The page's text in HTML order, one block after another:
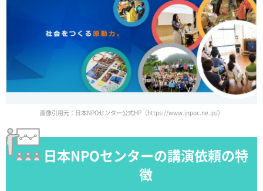
画像引用元：日本NPOセンター公式HP（https://www.jnpoc.ne.jp/）
日本NPOセンターの講演依頼の特
徴